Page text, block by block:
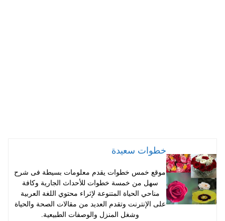
خطوات سعيدة
موقع خمس خطوات يقدم معلومات بسيطة فى شرح
سهل من خمسة خطوات للأحداث الجارية وكافة
مناحي الحياة المتنوعة لإثراء محتوي اللغة العربية
على الإنترنت وتقدم العديد من مقالات الصحة والحياة
وشغل المنزل والوصفات الطبيعية.